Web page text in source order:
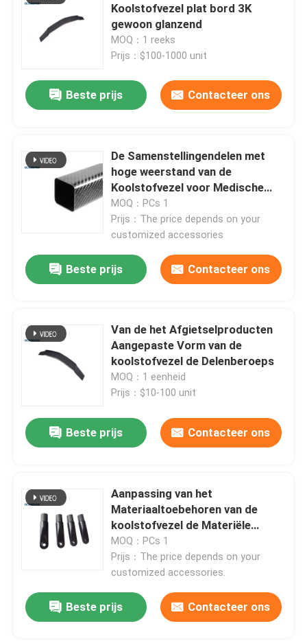
Video's
Fabriekstocht
Kwaliteitscontrole
Neem contact met ons op
Gevallen
AAC-Autoclaaf
samengestelde autoclaaf
Concrete Autoclaaf
industriële autoclaaf
Koolstofvezel plat bord 3K
gewoon glanzend
MOQ：1 reeks
Prijs：$100-1000 unit
Beste prijs Contacteer ons
De Samenstellingendelen met
hoge weerstand van de
Koolstofvezel voor Medische
Industrie
MOQ：PCs 1
Prijs：The price depends on your
customized accessories
Beste prijs Contacteer ons
Van de het Afgietselproducten
Aangepaste Vorm van de
koolstofvezel de Delenberoeps
MOQ：1 eenheid
Prijs：$10-100 unit
Beste prijs Contacteer ons
Aanpassing van het
Materiaaltoebehoren van de
koolstofvezel de Materiële
Industriële
MOQ：PCs 1
Prijs：The price depends on your
customized accessories.
Beste prijs Contacteer ons